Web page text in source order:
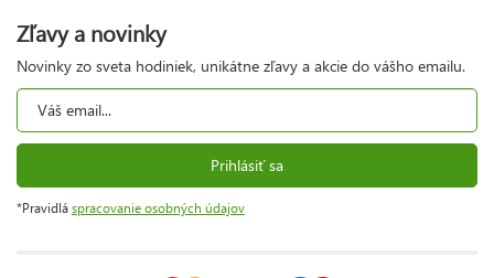
Zľavy a novinky
Novinky zo sveta hodiniek, unikátne zľavy a akcie do vášho emailu.
Prihlásiť sa
*Pravidlá spracovanie osobných údajov